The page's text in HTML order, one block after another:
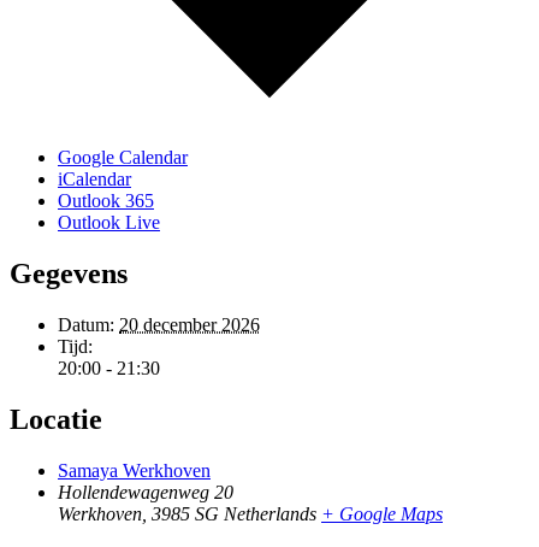
Google Calendar
iCalendar
Outlook 365
Outlook Live
Gegevens
Datum: 20 december 2026
Tijd:
20:00 - 21:30
Locatie
Samaya Werkhoven
Hollendewagenweg 20
Werkhoven 3985 SG Netherlands + Google Maps